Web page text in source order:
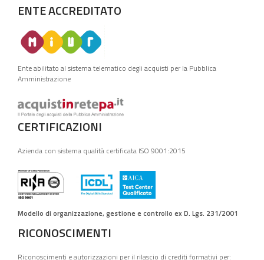
ENTE ACCREDITATO
Ente abilitato al sistema telematico degli acquisti per la Pubblica
Amministrazione
CERTIFICAZIONI
Azienda con sistema qualità certificata ISO 9001:2015
Modello di organizzazione, gestione e controllo ex D. Lgs. 231/2001
RICONOSCIMENTI
Riconoscimenti e autorizzazioni per il rilascio di crediti formativi per: